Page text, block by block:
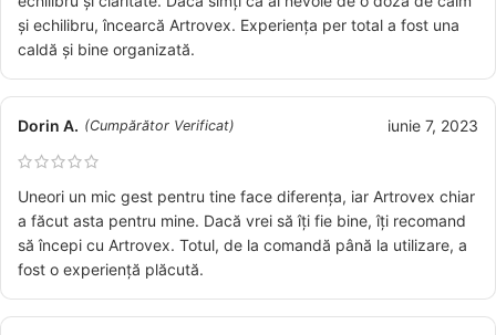
și echilibru, încearcă Artrovex. Experiența per total a fost una
caldă și bine organizată.
Dorin A. (Cumpărător Verificat) iunie 7, 2023
Uneori un mic gest pentru tine face diferența, iar Artrovex chiar
a făcut asta pentru mine. Dacă vrei să îți fie bine, îți recomand
să începi cu Artrovex. Totul, de la comandă până la utilizare, a
fost o experiență plăcută.